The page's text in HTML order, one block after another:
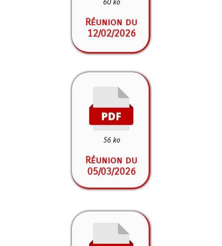
56 ko
Réunion du
05/03/2026
Réunion du
12/02/2026